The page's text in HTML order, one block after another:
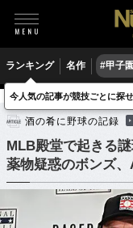
ランキング 名作 #甲子園
野球 MLB
酒の肴に野球の記録
MLB殿堂で起きる謎
薬物疑惑のボンズ
今人気の記事が競技ごとに探